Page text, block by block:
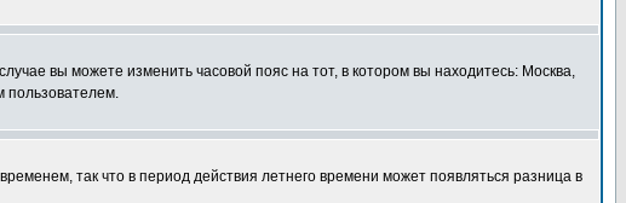
вы можете изменить часовой пояс на тот, в котором вы находитесь: Москва,
пользователем.
так что в период действия летнего времени может появляться разница в